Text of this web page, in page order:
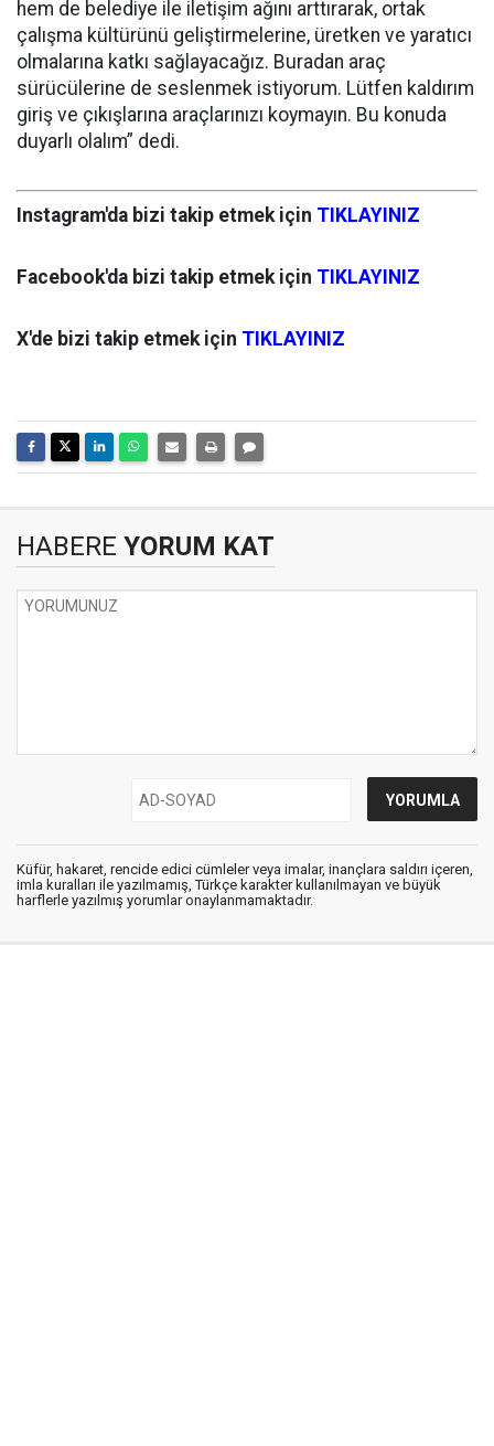
hem de belediye ile iletişim ağını arttırarak, ortak
çalışma kültürünü geliştirmelerine, üretken ve yaratıcı
olmalarına katkı sağlayacağız. Buradan araç
sürücülerine de seslenmek istiyorum. Lütfen kaldırım
giriş ve çıkışlarına araçlarınızı koymayın. Bu konuda
duyarlı olalım” dedi.
Instagram'da bizi takip etmek için TIKLAYINIZ
Facebook'da bizi takip etmek için TIKLAYINIZ
X'de bizi takip etmek için TIKLAYINIZ
HABERE YORUM KAT
Küfür, hakaret, rencide edici cümleler veya imalar, inançlara saldırı içeren,
imla kuralları ile yazılmamış, Türkçe karakter kullanılmayan ve büyük
harflerle yazılmış yorumlar onaylanmamaktadır.